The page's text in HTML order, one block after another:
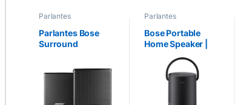
Parlantes
Parlantes Bose
Surround
Parlantes
Bose Portable
Home Speaker |